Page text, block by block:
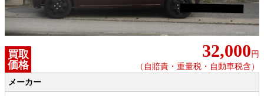
買取
価格
32,000 円
（自賠責・重量税・自動車税含）
メーカー